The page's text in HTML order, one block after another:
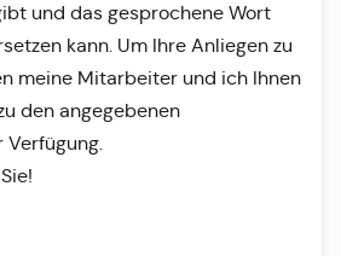
und das gesprochene Wort
kann. Um Ihre Anliegen zu
meine Mitarbeiter und ich Ihnen
den angegebenen
Verfügung.